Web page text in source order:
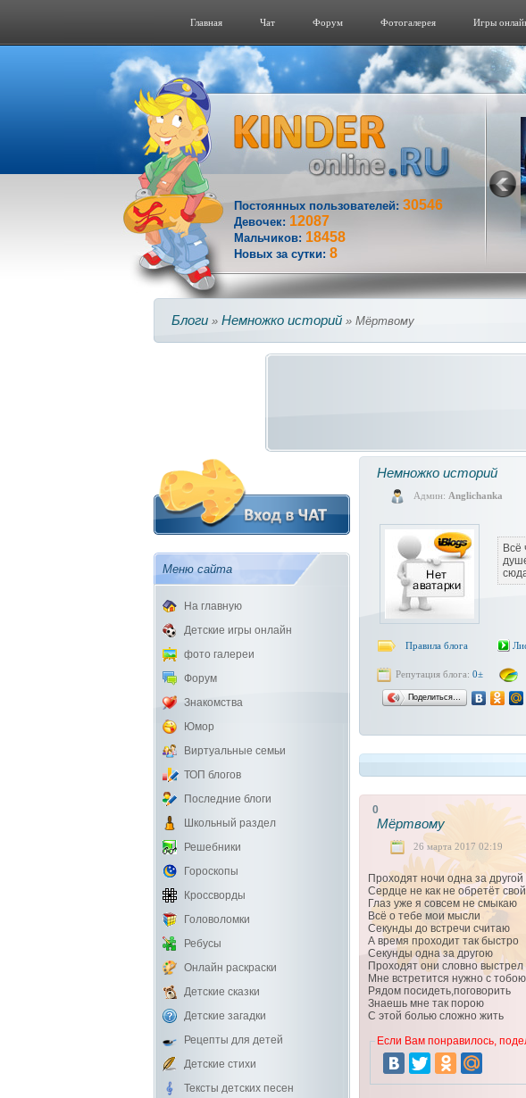
Главная Чат Форум Фотогалерeя Игры
Постоянных пользователей: 30546
Девочек: 12087
Мальчиков: 18458
Новых за сутки: 8
Блоги » Немножко историй » Мёртвому
Меню сайта
На главную
Детские игры онлайн
фото галереи
Форум
Знакомства
Юмор
Виртуальные семьи
ТОП блогов
Последние блоги
Школьный раздел
Решебники
Гороскопы
Кроссворды
Головоломки
Ребусы
Онлайн раскраски
Детские сказки
Детские загадки
Рецепты для детей
Детские стихи
Тексты детских песен
Немножко историй
Админ: Anglichanka
Всё
Правила блога
Репутация блога: 0±
Поделиться…
0
Мёртвому
26 марта 2017 02:19
Проходят ночи одна за другой
Сердце не как не обретёт
Глаз уже я совсем не смыкаю
Всё о тебе мои мысли
Секунды до встречи считаю
А время проходит так быстро
Секунды одна за другою
Проходят они словно выстрел
Мне встретится нужно с тобою
Рядом посидеть,поговорить
Знаешь мне так порою
С этой болью сложно жить
Если Вам понравилось,